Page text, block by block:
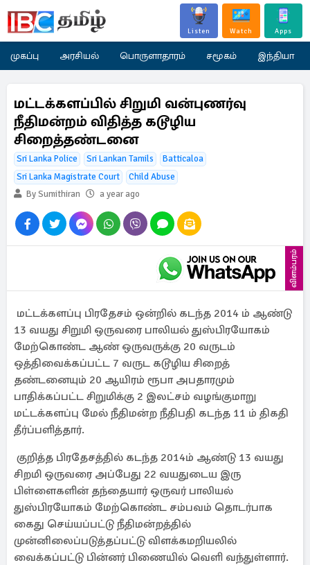
Listen Watch Apps
முகப்பு அரசியல் பொருளாதாரம் சமூகம் இந்தியா
மட்டக்களப்பில் சிறுமி வன்புணர்வு
நீதிமன்றம் விதித்த கடூழிய
சிறைத்தண்டனை
Sri Lanka Police Sri Lankan Tamils
Batticaloa
Sri Lanka Magistrate Court
Child Abuse
By Sumithiran
a year ago
விளம்பரம்
மட்டக்களப்பு பிரதேசம் ஒன்றில் கடந்த 2014 ம் ஆண்டு
13 வயது சிறுமி ஒருவரை பாலியல் துஸ்பிரயோகம்
மேற்கொண்ட ஆண் ஒருவருக்கு 20 வருடம்
ஒத்திவைக்கப்பட்ட 7 வருட கடூழிய சிறைத்
தண்டனையும் 20 ஆயிரம் ரூபா அபதாரமும்
பாதிக்கப்பட்ட சிறுமிக்கு 2 இலட்சம் வழங்குமாறு
மட்டக்களப்பு மேல் நீதிமன்ற நீதிபதி கடந்த 11 ம் திகதி
தீர்ப்பளித்தார்.
குறித்த பிரதேசத்தில் கடந்த 2014ம் ஆண்டு 13 வயது
சிறமி ஒருவரை அப்பேது 22 வயதுடைய இரு
பிள்ளைகளின் தந்தையார் ஒருவர் பாலியல்
துஸ்பிரயோகம் மேற்கொண்ட சம்பவம் தொடர்பாக
கைது செய்யப்பட்டு நீதிமன்றத்தில்
முன்னிலைப்படுத்தப்பட்டு விளக்கமறியலில்
வைக்கப்பட்டு பின்னர் பிணையில் வெளி வந்துள்ளார்.